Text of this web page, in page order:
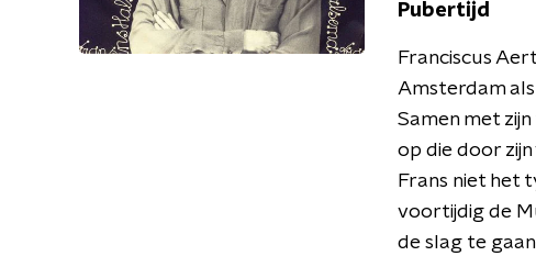
Pubertijd
Franciscus
Amsterdam
Samen met
op die door
Frans niet het
voortijdig de
de slag te